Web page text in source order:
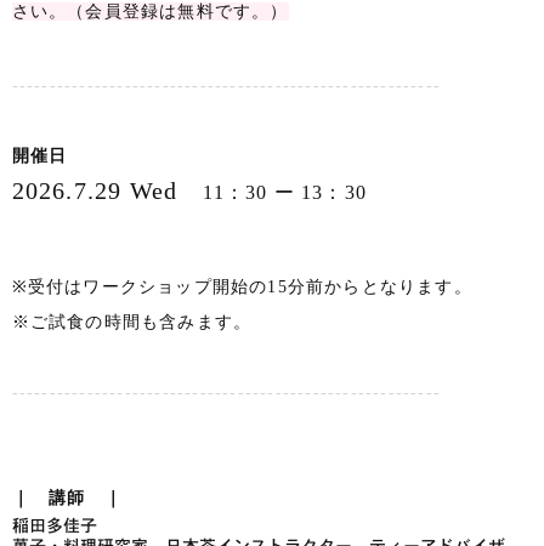
さい。（会員登録は無料です。）
---------------------------------------------------------
開催日
2026.7.29 Wed 11：30 ー 13：30
※受付はワークショップ開始の15分前からとなります。
※ご試食の時間も含みます。
---------------------------------------------------------
｜ 講師 ｜
稲田多佳子